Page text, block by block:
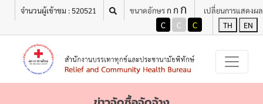
จำนวนผู้เข้าชม : 520521 ขนาดอักษรก ก ก เปลี่ยนการแสดงผล
C C C TH EN
เมนู